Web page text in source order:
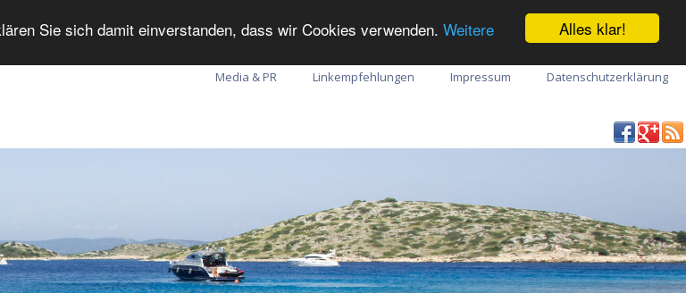
Alles klar!
Sie sich damit einverstanden, dass wir Cookies verwenden. Weitere
Media & PR Linkempfehlungen Impressum Datenschutzerklärung